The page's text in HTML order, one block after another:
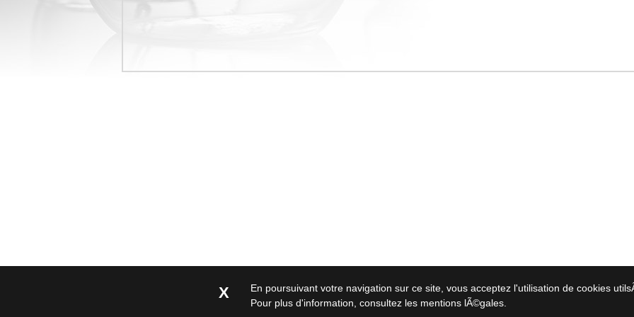
X
En poursuivant votre navigation sur ce site, vous acceptez l'utilisation de cookies
Pour plus d'information, consultez les mentions lÃ©gales